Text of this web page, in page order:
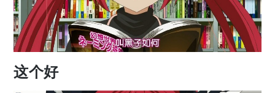
这个好